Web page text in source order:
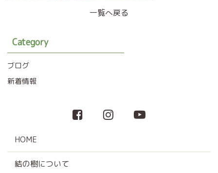
一覧へ戻る
Category
ブログ
新着情報
HOME
結の樹について